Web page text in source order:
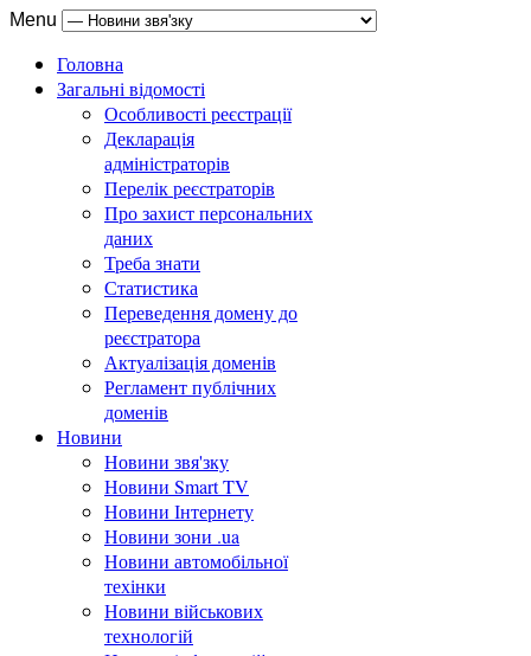
Menu
Головна
Загальні відомості
Особливості реєстрації
Декларація
адміністраторів
Перелік реєстраторів
Про захист персональних
даних
Треба знати
Статистика
Переведення домену до
реєстратора
Актуалізація доменів
Регламент публічних
доменів
Новини
Новини звя'зку
Новини Smart TV
Новини Інтернету
Новини зони .ua
Новини автомобільної
техінки
Новини військових
технологій